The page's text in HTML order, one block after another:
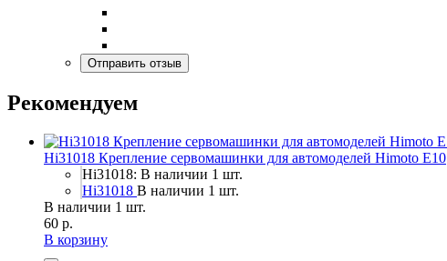
Рекомендуем
Hi31018 Крепление сервомашинки для автомоделей Himoto E10
Hi31018: В наличии 1 шт.
Hi31018 В наличии 1 шт.
В наличии 1 шт.
60 р.
В корзину